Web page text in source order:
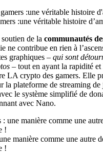
:une véritable histoire
de la communautés
ne contribue en rien à
graphiques – qui sont
– tout en ayant la rapidité et
LA crypto des gamers. Elle
la plateforme de streaming
le système simplifié de
avec Nano.
manière comme une autre
!